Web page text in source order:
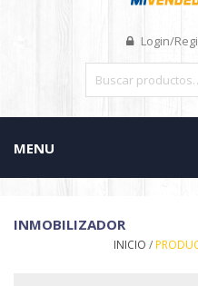
Login/
MENU
INMOBILIZADOR
INICIO /